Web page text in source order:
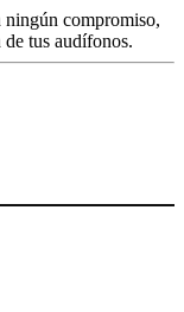
ningún compromiso,
tus audífonos.